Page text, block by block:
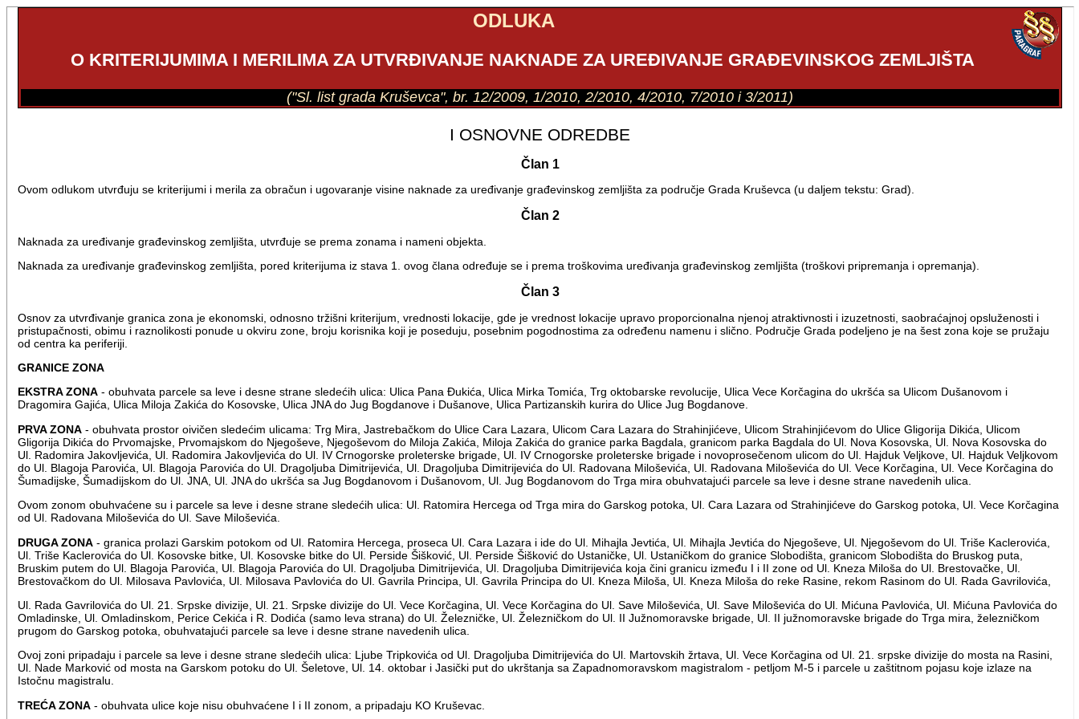
ODLUKA
O KRITERIJUMIMA I MERILIMA ZA UTVRĐIVANJE NAKNADE ZA UREĐIVANJE GRAĐEVINSKOG ZEMLJIŠTA
("Sl. list grada Kruševca", br. 12/2009, 1/2010, 2/2010, 4/2010, 7/2010 i 3/2011)
I OSNOVNE ODREDBE
Član 1
Ovom odlukom utvrđuju se kriterijumi i merila za obračun i ugovaranje visine naknade za uređivanje građevinskog zemljišta za područje Grada Kruševca (u daljem tekstu: Grad).
Član 2
Naknada za uređivanje građevinskog zemljišta, utvrđuje se prema zonama i nameni objekta.
Naknada za uređivanje građevinskog zemljišta, pored kriterijuma iz stava 1. ovog člana određuje se i prema troškovima uređivanja građevinskog zemljišta (troškovi pripremanja i opremanja).
Član 3
Osnov za utvrđivanje granica zona je ekonomski, odnosno tržišni kriterijum, vrednosti lokacije, gde je vrednost lokacije upravo proporcionalna njenoj atraktivnosti i izuzetnosti, saobraćajnoj opsluženosti i
pristupačnosti, obimu i raznolikosti ponude u okviru zone, broju korisnika koji je poseduju, posebnim pogodnostima za određenu namenu i slično. Područje Grada podeljeno je na šest zona koje se pružaju
od centra ka periferiji.
GRANICE ZONA
EKSTRA ZONA - obuhvata parcele sa leve i desne strane sledećih ulica: Ulica Pana Đukića, Ulica Mirka Tomića, Trg oktobarske revolucije, Ulica Vece Korčagina do ukršća sa Ulicom Dušanovom i
Dragomira Gajića, Ulica Miloja Zakića do Kosovske, Ulica JNA do Jug Bogdanove i Dušanove, Ulica Partizanskih kurira do Ulice Jug Bogdanove.
PRVA ZONA - obuhvata prostor oivičen sledećim ulicama: Trg Mira, Jastrebačkom do Ulice Cara Lazara, Ulicom Cara Lazara do Strahinjićeve, Ulicom Strahinjićevom do Ulice Gligorija Dikića, Ulicom
Gligorija Dikića do Prvomajske, Prvomajskom do Njegoševe, Njegoševom do Miloja Zakića, Miloja Zakića do granice parka Bagdala, granicom parka Bagdala do Ul. Nova Kosovska, Ul. Nova Kosovska do
Ul. Radomira Jakovljevića, Ul. Radomira Jakovljevića do Ul. IV Crnogorske proleterske brigade, Ul. IV Crnogorske proleterske brigade i novoprosečenom ulicom do Ul. Hajduk Veljkove, Ul. Hajduk Veljkovom
do Ul. Blagoja Parovića, Ul. Blagoja Parovića do Ul. Dragoljuba Dimitrijevića, Ul. Dragoljuba Dimitrijevića do Ul. Radovana Miloševića, Ul. Radovana Miloševića do Ul. Vece Korčagina, Ul. Vece Korčagina do
Šumadijske, Šumadijskom do Ul. JNA, Ul. JNA do ukršća sa Jug Bogdanovom i Dušanovom, Ul. Jug Bogdanovom do Trga mira obuhvatajući parcele sa leve i desne strane navedenih ulica.
Ovom zonom obuhvaćene su i parcele sa leve i desne strane sledećih ulica: Ul. Ratomira Hercega od Trga mira do Garskog potoka, Ul. Cara Lazara od Strahinjićeve do Garskog potoka, Ul. Vece Korčagina
od Ul. Radovana Miloševića do Ul. Save Miloševića.
DRUGA ZONA - granica prolazi Garskim potokom od Ul. Ratomira Hercega, proseca Ul. Cara Lazara i ide do Ul. Mihajla Jevtića, Ul. Mihajla Jevtića do Njegoševe, Ul. Njegoševom do Ul. Triše Kaclerovića,
Ul. Triše Kaclerovića do Ul. Kosovske bitke, Ul. Kosovske bitke do Ul. Perside Šišković, Ul. Perside Šišković do Ustaničke, Ul. Ustaničkom do granice Slobodišta, granicom Slobodišta do Bruskog puta,
Bruskim putem do Ul. Blagoja Parovića, Ul. Blagoja Parovića do Ul. Dragoljuba Dimitrijevića, Ul. Dragoljuba Dimitrijevića koja čini granicu između I i II zone od Ul. Kneza Miloša do Ul. Brestovačke, Ul.
Brestovačkom do Ul. Milosava Pavlovića, Ul. Milosava Pavlovića do Ul. Gavrila Principa, Ul. Gavrila Principa do Ul. Kneza Miloša, Ul. Kneza Miloša do reke Rasine, rekom Rasinom do Ul. Rada Gavrilovića,
Ul. Rada Gavrilovića do Ul. 21. Srpske divizije, Ul. 21. Srpske divizije do Ul. Vece Korčagina, Ul. Vece Korčagina do Ul. Save Miloševića, Ul. Save Miloševića do Ul. Mićuna Pavlovića, Ul. Mićuna Pavlovića do
Omladinske, Ul. Omladinskom, Perice Cekića i R. Dodića (samo leva strana) do Ul. Železničke, Ul. Železničkom do Ul. II Južnomoravske brigade, Ul. II južnomoravske brigade do Trga mira, železničkom
prugom do Garskog potoka, obuhvatajući parcele sa leve i desne strane navedenih ulica.
Ovoj zoni pripadaju i parcele sa leve i desne strane sledećih ulica: Ljube Tripkovića od Ul. Dragoljuba Dimitrijevića do Ul. Martovskih žrtava, Ul. Vece Korčagina od Ul. 21. srpske divizije do mosta na Rasini,
Ul. Nade Marković od mosta na Garskom potoku do Ul. Šeletove, Ul. 14. oktobar i Jasički put do ukrštanja sa Zapadnomoravskom magistralom - petljom M-5 i parcele u zaštitnom pojasu koje izlaze na
Istočnu magistralu.
TREĆA ZONA - obuhvata ulice koje nisu obuhvaćene I i II zonom, a pripadaju KO Kruševac.